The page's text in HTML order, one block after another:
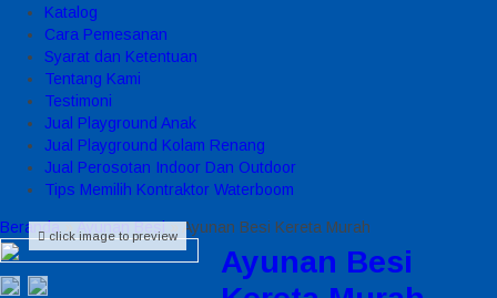
Katalog
Cara Pemesanan
Syarat dan Ketentuan
Tentang Kami
Testimoni
Jual Playground Anak
Jual Playground Kolam Renang
Jual Perosotan Indoor Dan Outdoor
Tips Memilih Kontraktor Waterboom
Beranda»Ayunan Besi»Ayunan Besi Kereta Murah
click image to preview
Ayunan Besi